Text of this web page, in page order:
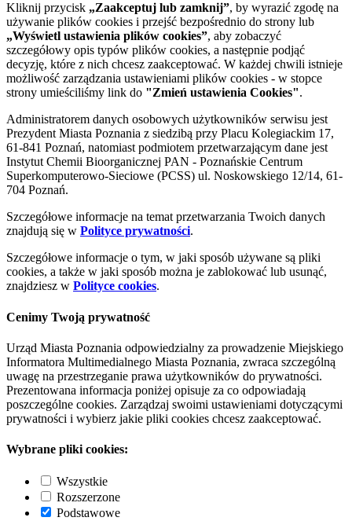
Kliknij przycisk „Zaakceptuj lub zamknij”, by wyrazić zgodę na
używanie plików cookies i przejść bezpośrednio do strony lub
„Wyświetl ustawienia plików cookies”, aby zobaczyć
szczegółowy opis typów plików cookies, a następnie podjąć
decyzję, które z nich chcesz zaakceptować. W każdej chwili istnieje
możliwość zarządzania ustawieniami plików cookies - w stopce
strony umieściliśmy link do "Zmień ustawienia Cookies".
Administratorem danych osobowych użytkowników serwisu jest
Prezydent Miasta Poznania z siedzibą przy Placu Kolegiackim 17,
61-841 Poznań, natomiast podmiotem przetwarzającym dane jest
Instytut Chemii Bioorganicznej PAN - Poznańskie Centrum
Superkomputerowo-Sieciowe (PCSS) ul. Noskowskiego 12/14, 61-
704 Poznań.
Szczegółowe informacje na temat przetwarzania Twoich danych
znajdują się w Polityce prywatności.
Szczegółowe informacje o tym, w jaki sposób używane są pliki
cookies, a także w jaki sposób można je zablokować lub usunąć,
znajdziesz w Polityce cookies.
Cenimy Twoją prywatność
Urząd Miasta Poznania odpowiedzialny za prowadzenie Miejskiego
Informatora Multimedialnego Miasta Poznania, zwraca szczególną
uwagę na przestrzeganie prawa użytkowników do prywatności.
Prezentowana informacja poniżej opisuje za co odpowiadają
poszczególne cookies. Zarządzaj swoimi ustawieniami dotyczącymi
prywatności i wybierz jakie pliki cookies chcesz zaakceptować.
Wybrane pliki cookies:
Wszystkie
Rozszerzone
Podstawowe